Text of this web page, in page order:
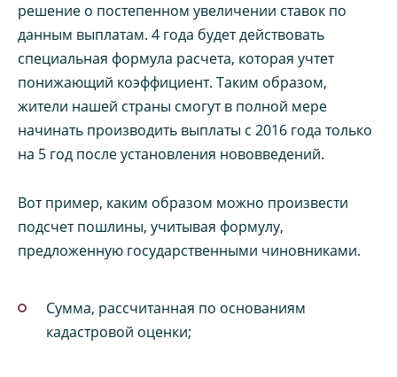
решение о постепенном увеличении ставок по
данным выплатам. 4 года будет действовать
специальная формула расчета, которая учтет
понижающий коэффициент. Таким образом,
жители нашей страны смогут в полной мере
начинать производить выплаты с 2016 года только
на 5 год после установления нововведений.
Вот пример, каким образом можно произвести
подсчет пошлины, учитывая формулу,
предложенную государственными чиновниками.
Сумма, рассчитанная по основаниям
кадастровой оценки;